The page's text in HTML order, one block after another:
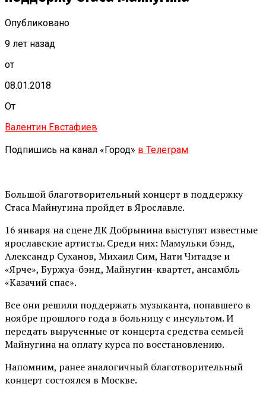
Опубликовано
9 лет назад
от
08.01.2018
От
Валентин Евстафиев
Подпишись на канал «Город» в Телеграм
Большой благотворительный концерт в поддержку
Стаса Майнугина пройдет в Ярославле.
16 января на сцене ДК Добрынина выступят известные
ярославские артисты. Среди них: Мамульки бэнд,
Александр Суханов, Михаил Сим, Нати Читадзе и
«Ярче», Буржуа-бэнд, Майнугин-квартет, ансамбль
«Казачий спас».
Все они решили поддержать музыканта, попавшего в
ноябре прошлого года в больницу с инсультом. И
передать вырученные от концерта средства семьей
Майнугина на оплату курса по восстановлению.
Напомним, ранее аналогичный благотворительный
концерт состоялся в Москве.